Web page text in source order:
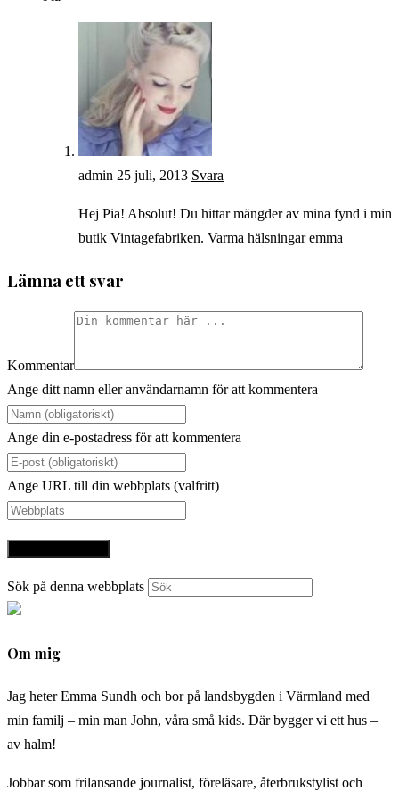
admin 25 juli, 2013 Svara
Hej Pia! Absolut! Du hittar mängder av mina fynd i min
butik Vintagefabriken. Varma hälsningar emma
Lämna ett svar
Kommentar
Ange ditt namn eller användarnamn för att kommentera
Ange din e-postadress för att kommentera
Ange URL till din webbplats (valfritt)
Sök på denna webbplats
Om mig
Jag heter Emma Sundh och bor på landsbygden i Värmland med
min familj – min man John, våra små kids. Där bygger vi ett hus –
av halm!
Jobbar som frilansande journalist, föreläsare, återbrukstylist och